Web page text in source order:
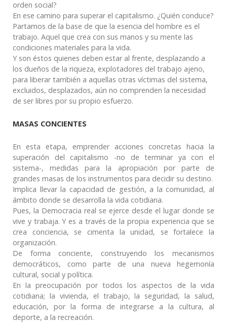
orden social?
En ese camino para superar el capitalismo. ¿Quién conduce?
Partamos de la base de que la esencia del hombre es el
trabajo. Aquel que crea con sus manos y su mente las
condiciones materiales para la vida.
Y son éstos quienes deben estar al frente, desplazando a
los dueños de la riqueza, explotadores del trabajo ajeno,
para liberar también a aquellas otras víctimas del sistema,
excluidos, desplazados, aún no comprenden la necesidad
de ser libres por su propio esfuerzo.
MASAS CONCIENTES
En esta etapa, emprender acciones concretas hacia la
superación del capitalismo -no de terminar ya con el
sistema-, medidas para la apropiación por parte de
grandes masas de los instrumentos para decidir su destino.
Implica llevar la capacidad de gestión, a la comunidad, al
ámbito donde se desarrolla la vida cotidiana.
Pues, la Democracia real se ejerce desde el lugar donde se
vive y trabaja. Y es a través de la propia experiencia que se
crea conciencia, se cimenta la unidad, se fortalece la
organización.
De forma conciente, construyendo los mecanismos
democráticos, como parte de una nueva hegemonía
cultural, social y política.
En la preocupación por todos los aspectos de la vida
cotidiana; la vivienda, el trabajo, la seguridad, la salud,
educación, por la forma de integrarse a la cultura, al
deporte, a la recreación.